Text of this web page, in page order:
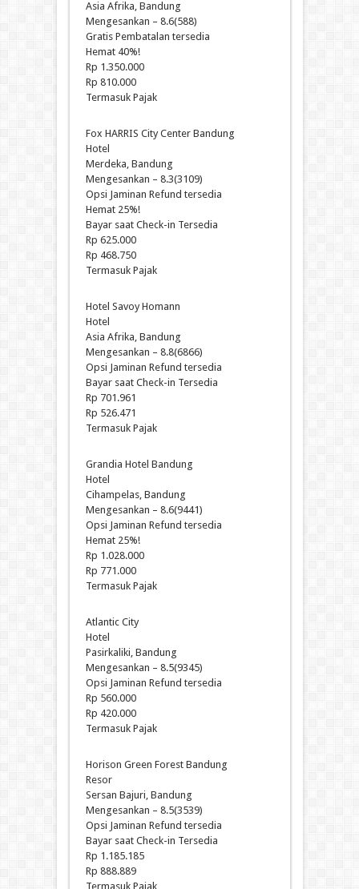
Asia Afrika, Bandung
Mengesankan – 8.6(588)
Gratis Pembatalan tersedia
Hemat 40%!
Rp 1.350.000
Rp 810.000
Termasuk Pajak
Fox HARRIS City Center Bandung
Hotel
Merdeka, Bandung
Mengesankan – 8.3(3109)
Opsi Jaminan Refund tersedia
Hemat 25%!
Bayar saat Check-in Tersedia
Rp 625.000
Rp 468.750
Termasuk Pajak
Hotel Savoy Homann
Hotel
Asia Afrika, Bandung
Mengesankan – 8.8(6866)
Opsi Jaminan Refund tersedia
Bayar saat Check-in Tersedia
Rp 701.961
Rp 526.471
Termasuk Pajak
Grandia Hotel Bandung
Hotel
Cihampelas, Bandung
Mengesankan – 8.6(9441)
Opsi Jaminan Refund tersedia
Hemat 25%!
Rp 1.028.000
Rp 771.000
Termasuk Pajak
Atlantic City
Hotel
Pasirkaliki, Bandung
Mengesankan – 8.5(9345)
Opsi Jaminan Refund tersedia
Rp 560.000
Rp 420.000
Termasuk Pajak
Horison Green Forest Bandung
Resor
Sersan Bajuri, Bandung
Mengesankan – 8.5(3539)
Opsi Jaminan Refund tersedia
Bayar saat Check-in Tersedia
Rp 1.185.185
Rp 888.889
Termasuk Pajak